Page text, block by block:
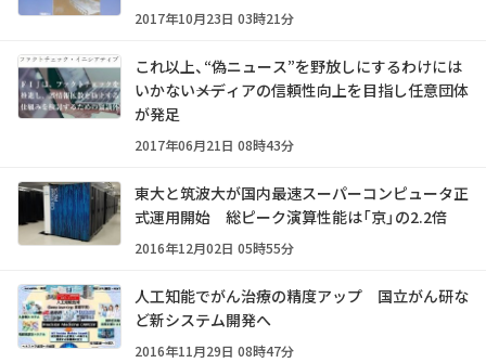
2017年10月23日 03時21分
これ以上、“偽ニュース”を野放しにするわけには
いかない――メディアの信頼性向上を目指し任意団体
が発足
2017年06月21日 08時43分
東大と筑波大が国内最速スーパーコンピュータ正
式運用開始 総ピーク演算性能は「京」の2.2倍
2016年12月02日 05時55分
人工知能でがん治療の精度アップ 国立がん研な
ど新システム開発へ
2016年11月29日 08時47分